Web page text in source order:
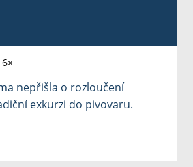
6×
nepřišla o rozloučení
exkurzi do pivovaru.